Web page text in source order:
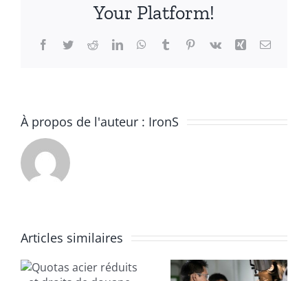
Your Platform!
Facebook
TwitterRedditLinkedInWhatsApp
TumblrPinterest
Vk Xing Email
À propos de l'auteur : IronS
Articles similaires
Usinage :
choisir